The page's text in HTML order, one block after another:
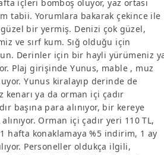
içleri bomboş oluyor, yaz ortası
tabii. Yorumlara bakarak çekince ile
bir yermiş. Denizi çok güzel,
ve sırf kum. Sığ olduğu için
Derinler için bir hayli yürümeniz
Plaj girişinde Yunus, mable , muz
Yunus kiralayıp derinde de
ya da orman içi çadır
başına para alınıyor, bir kereye
Orman içi çadır yeri 110 TL,
hafta konaklamaya %5 indirim, 1 ay
Personeller oldukça ilgili,